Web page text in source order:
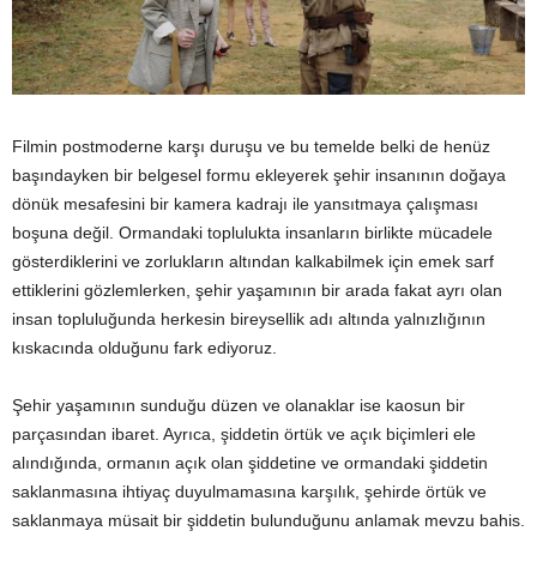
Filmin postmoderne karşı duruşu ve bu temelde belki de henüz
başındayken bir belgesel formu ekleyerek şehir insanının doğaya
dönük mesafesini bir kamera kadrajı ile yansıtmaya çalışması
boşuna değil. Ormandaki toplulukta insanların birlikte mücadele
gösterdiklerini ve zorlukların altından kalkabilmek için emek sarf
ettiklerini gözlemlerken, şehir yaşamının bir arada fakat ayrı olan
insan topluluğunda herkesin bireysellik adı altında yalnızlığının
kıskacında olduğunu fark ediyoruz.
Şehir yaşamının sunduğu düzen ve olanaklar ise kaosun bir
parçasından ibaret. Ayrıca, şiddetin örtük ve açık biçimleri ele
alındığında, ormanın açık olan şiddetine ve ormandaki şiddetin
saklanmasına ihtiyaç duyulmamasına karşılık, şehirde örtük ve
saklanmaya müsait bir şiddetin bulunduğunu anlamak mevzu bahis.